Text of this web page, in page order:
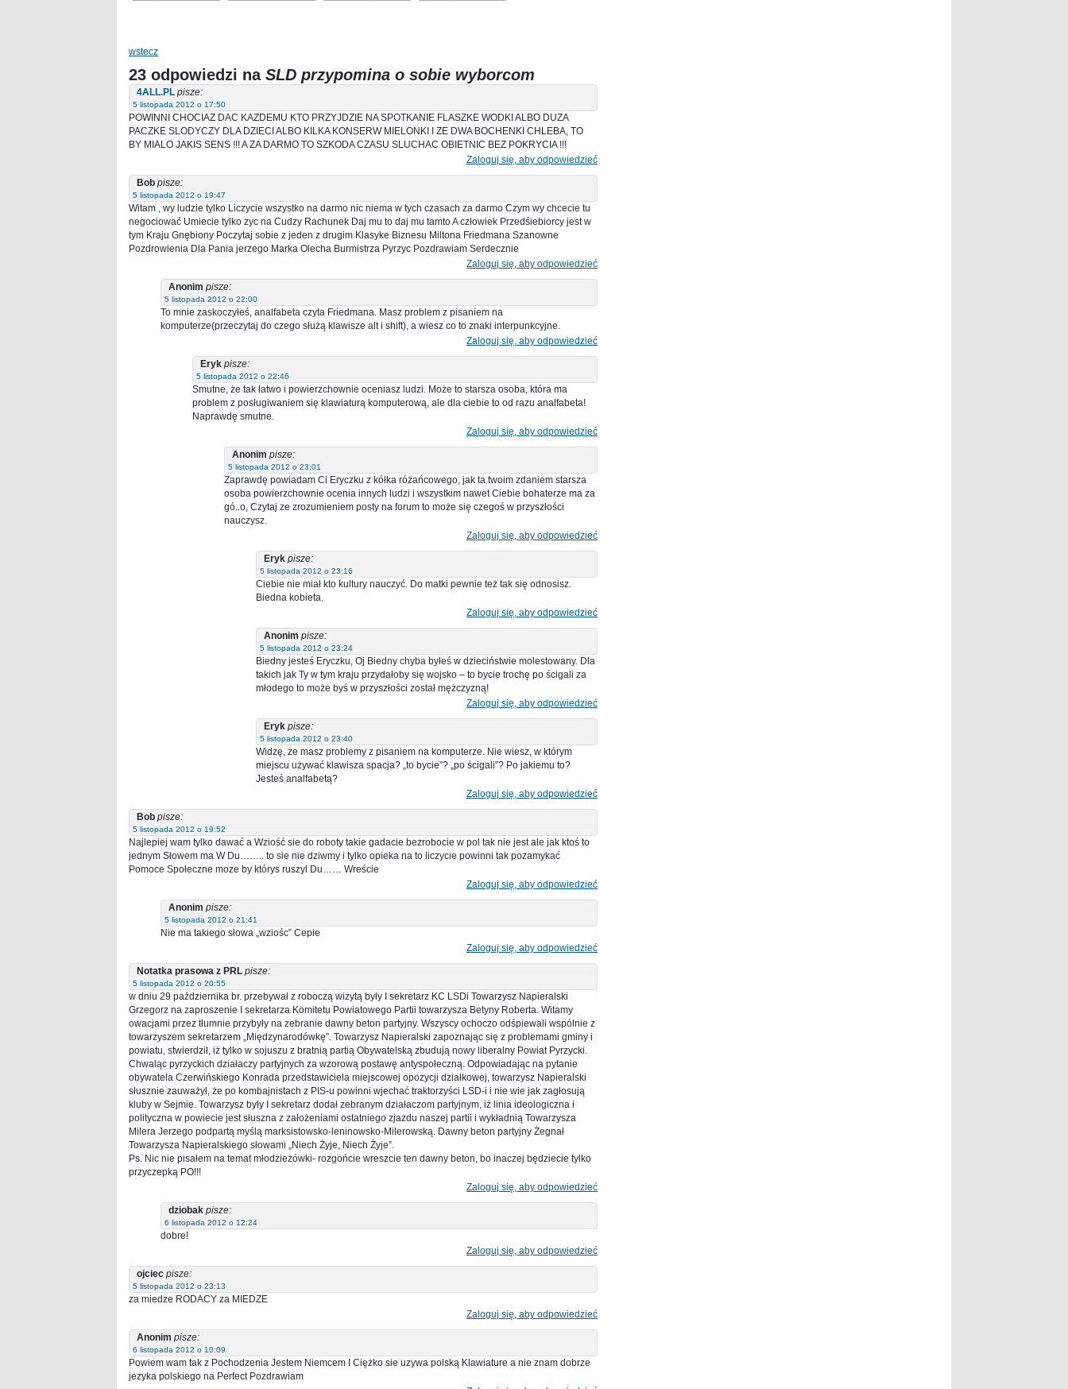
wstecz
23 odpowiedzi na SLD przypomina o sobie wyborcom
4ALL.PL pisze:
5 listopada 2012 o 17:50
POWINNI CHOCIAZ DAC KAZDEMU KTO PRZYJDZIE NA SPOTKANIE FLASZKE WODKI ALBO DUZA
PACZKE SLODYCZY DLA DZIECI ALBO KILKA KONSERW MIELONKI I ZE DWA BOCHENKI CHLEBA, TO
BY MIALO JAKIS SENS !!! A ZA DARMO TO SZKODA CZASU SLUCHAC OBIETNIC BEZ POKRYCIA !!!
Zaloguj się, aby odpowiedzieć
Bob pisze:
5 listopada 2012 o 19:47
Witam , wy ludzie tylko Liczycie wszystko na darmo nic niema w tych czasach za darmo Czym wy chcecie tu
negociować Umiecie tylko zyc na Cudzy Rachunek Daj mu to daj mu tamto A człowiek Przedśiebiorcy jest w
tym Kraju Gnębiony Poczytaj sobie z jeden z drugim Klasyke Biznesu Miltona Friedmana Szanowne
Pozdrowienia Dla Pania jerzego Marka Olecha Burmistrza Pyrzyc Pozdrawiam Serdecznie
Zaloguj się, aby odpowiedzieć
Anonim pisze:
5 listopada 2012 o 22:00
To mnie zaskoczyłeś, analfabeta czyta Friedmana. Masz problem z pisaniem na
komputerze(przeczytaj do czego służą klawisze alt i shift), a wiesz co to znaki interpunkcyjne.
Zaloguj się, aby odpowiedzieć
Eryk pisze:
5 listopada 2012 o 22:46
Smutne, że tak łatwo i powierzchownie oceniasz ludzi. Może to starsza osoba, która ma
problem z posługiwaniem się klawiaturą komputerową, ale dla ciebie to od razu analfabeta!
Naprawdę smutne.
Zaloguj się, aby odpowiedzieć
Anonim pisze:
5 listopada 2012 o 23:01
Zaprawdę powiadam Ci Eryczku z kółka różańcowego, jak ta twoim zdaniem starsza
osoba powierzchownie ocenia innych ludzi i wszystkim nawet Ciebie bohaterze ma za
gó..o, Czytaj ze zrozumieniem posty na forum to może się czegoś w przyszłości
nauczysz.
Zaloguj się, aby odpowiedzieć
Eryk pisze:
5 listopada 2012 o 23:16
Ciebie nie miał kto kultury nauczyć. Do matki pewnie też tak się odnosisz.
Biedna kobieta.
Zaloguj się, aby odpowiedzieć
Anonim pisze:
5 listopada 2012 o 23:24
Biedny jesteś Eryczku, Oj Biedny chyba byłeś w dzieciństwie molestowany. Dla
takich jak Ty w tym kraju przydałoby się wojsko – to bycie trochę po ścigali za
młodego to może byś w przyszłości został mężczyzną!
Zaloguj się, aby odpowiedzieć
Eryk pisze:
5 listopada 2012 o 23:40
Widzę, że masz problemy z pisaniem na komputerze. Nie wiesz, w którym
miejscu używać klawisza spacja? „to bycie”? „po ścigali”? Po jakiemu to?
Jesteś analfabetą?
Zaloguj się, aby odpowiedzieć
Bob pisze:
5 listopada 2012 o 19:52
Najlepiej wam tylko dawać a Wziość sie do roboty takie gadacie bezrobocie w pol tak nie jest ale jak ktoś to
jednym Słowem ma W Du…….. to sie nie dziwmy i tylko opieka na to liczycie powinni tak pozamykać
Pomoce Społeczne moze by którys ruszyl Du…… Wreście
Zaloguj się, aby odpowiedzieć
Anonim pisze:
5 listopada 2012 o 21:41
Nie ma takiego słowa „wziośc” Cepie
Zaloguj się, aby odpowiedzieć
Notatka prasowa z PRL pisze:
5 listopada 2012 o 20:55
w dniu 29 października br. przebywał z roboczą wizytą były I sekretarz KC LSDi Towarzysz Napieralski
Grzegorz na zaproszenie I sekretarza Komitetu Powiatowego Partii towarzysza Betyny Roberta. Witamy
owacjami przez tłumnie przybyły na zebranie dawny beton partyjny. Wszyscy ochoczo odśpiewali wspólnie z
towarzyszem sekretarzem „Międzynarodówkę”. Towarzysz Napieralski zapoznając się z problemami gminy i
powiatu, stwierdził, iż tylko w sojuszu z bratnią partią Obywatelską zbudują nowy liberalny Powiat Pyrzycki.
Chwaląc pyrzyckich działaczy partyjnych za wzorową postawę antyspołeczną. Odpowiadając na pytanie
obywatela Czerwińskiego Konrada przedstawiciela miejscowej opozycji działkowej, towarzysz Napieralski
słusznie zauważył, że po kombajnistach z PIS-u powinni wjechać traktorzyści LSD-i i nie wie jak zagłosują
kluby w Sejmie. Towarzysz były I sekretarz dodał zebranym działaczom partyjnym, iż linia ideologiczna i
polityczna w powiecie jest słuszna z założeniami ostatniego zjazdu naszej partii i wykładnią Towarzysza
Milera Jerzego podpartą myślą marksistowsko-leninowsko-Milerowską. Dawny beton partyjny Żegnał
Towarzysza Napieralskiego słowami „Niech Żyje, Niech Żyje”.
Ps. Nic nie pisałem na temat młodzieżówki- rozgońcie wreszcie ten dawny beton, bo inaczej będziecie tylko
przyczepką PO!!!
Zaloguj się, aby odpowiedzieć
dziobak pisze:
6 listopada 2012 o 12:24
dobre!
Zaloguj się, aby odpowiedzieć
ojciec pisze:
5 listopada 2012 o 23:13
za miedze RODACY za MIEDZE
Zaloguj się, aby odpowiedzieć
Anonim pisze:
6 listopada 2012 o 10:09
Powiem wam tak z Pochodzenia Jestem Niemcem I Ciężko sie uzywa polską Klawiature a nie znam dobrze
jezyka polskiego na Perfect Pozdrawiam